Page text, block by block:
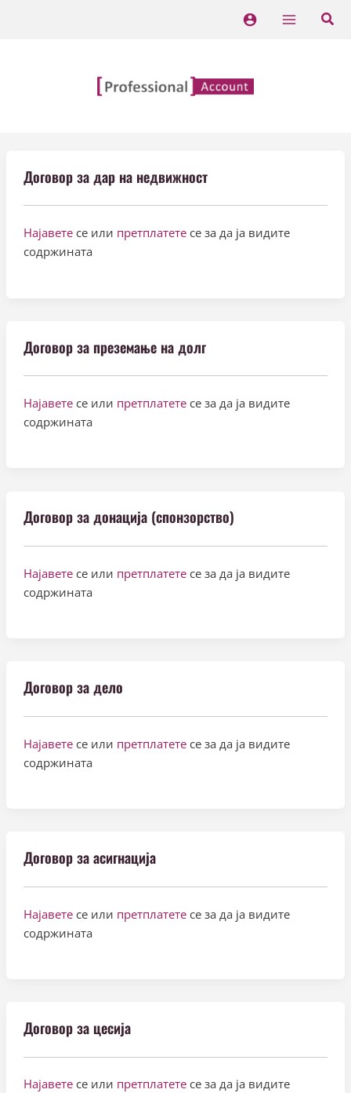
Main
Договор за дар на недвижност
Најавете се или претплатетесе за да ја видите
содржината
Договор за преземање на долг
Најавете се или претплатетесе за да ја видите
содржината
Договор за донација (спонзорство)
Најавете се или претплатетесе за да ја видите
содржината
Договор за дело
Најавете се или претплатетесе за да ја видите
содржината
Договор за асигнација
Најавете се или претплатетесе за да ја видите
содржината
Договор за цесија
Најавете се или претплатетесе за да ја видите